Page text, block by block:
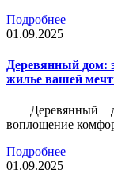
Подробнее
01.09.2025
Деревянный дом:
жилье вашей
воплощение
Подробнее
01.09.2025